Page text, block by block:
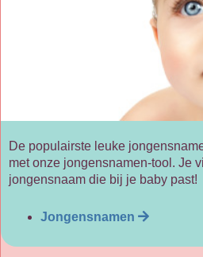
De populairste leuke
met onze jongensnamen-tool. Je
jongensnaam die bij je baby past!
Jongensnamen